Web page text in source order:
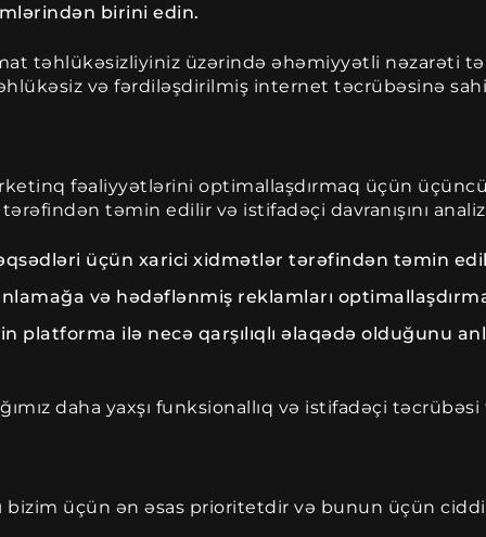
birini edin.
təhlükəsizliyiniz üzərində əhəmiyyətli nəzarəti
və fərdiləşdirilmiş internet təcrübəsinə
fəaliyyətlərini optimallaşdırmaq üçün
təmin edilir və istifadəçi davranışını
üçün xarici xidmətlər tərəfindən təmin
və hədəflənmiş reklamları
platforma ilə necə qarşılıqlı əlaqədə olduğunu
daha yaxşı funksionallıq və istifadəçi
bizim üçün ən əsas prioritetdir və bunun üçün